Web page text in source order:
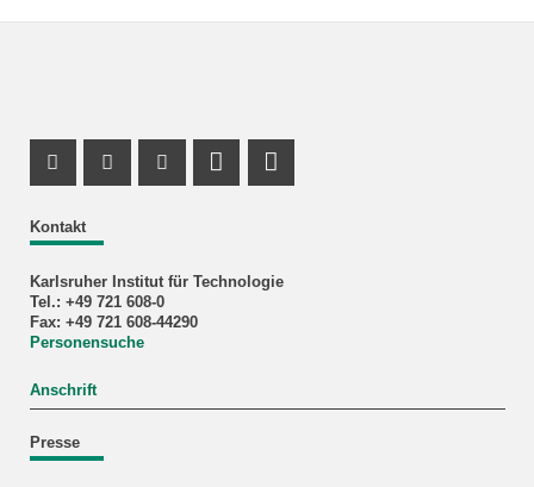
Kontakt
Karlsruher Institut für Technologie
Tel.: +49 721 608-0
Fax: +49 721 608-44290
Personensuche
Anschrift
Presse
Instagram Profil
Facebook Profil
Youtube Profil
Profil Mastodon
LinkedIn Profil